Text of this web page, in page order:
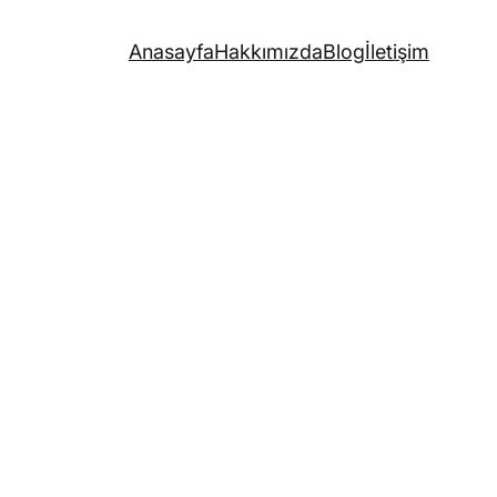
AnasayfaHakkımızdaBlogİletişim